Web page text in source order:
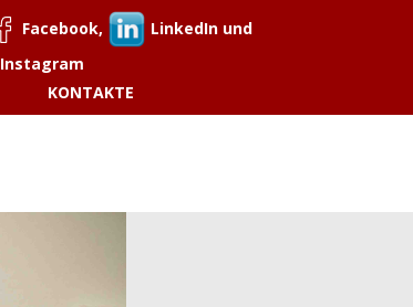
Facebook,
LinkedIn und
Instagram
KONTAKTE